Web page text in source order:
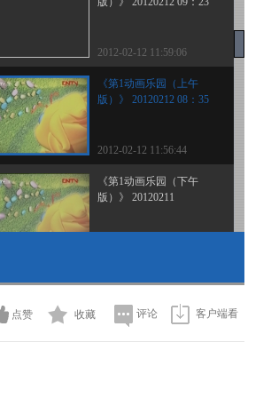
2012-02-12 11:59:06
《第1动画乐园（上午
版）》 20120212 08：35
2012-02-12 11:56:44
《第1动画乐园（下午
版）》 20120211
2012-02-11 10:15:14
点赞 收藏 评论 客户端看